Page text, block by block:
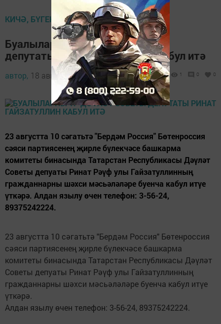
КИЧӘ, БҮГЕН, ИРТӘГӘ
Буалыларны ТР Дәүләт Советы
депутаты Ринат Гайзатуллин кабул итә
автор, 18 август 2016 - 13:36 1 0 0
23 августта 10 сәгатьтә "Бердәм Россия" Бөтенроссия
сәяси партиясенең җирле бүлекчәсе башкарма
комитеты бинасында Татарстан Республикасы Дәүләт
Советы депуаты Ринат Рәүф улы Гайзатуллинның
гражданнарны шәхси мәсьәләләре буенча кабул итүе
үткәрә. Алдан язылу өчен телефон: 3-56-24,
89375242224.
23 августта 10 сәгатьтә "Бердәм Россия" Бөтенроссия
сәяси партиясенең җирле бүлекчәсе башкарма
комитеты бинасында Татарстан Республикасы Дәүләт
Советы депуаты Ринат Рәүф улы Гайзатуллинның
гражданнарны шәхси мәсьәләләре буенча кабул итүе
үткәрә.
Алдан язылу өчен телефон: 3-56-24, 89375242224.